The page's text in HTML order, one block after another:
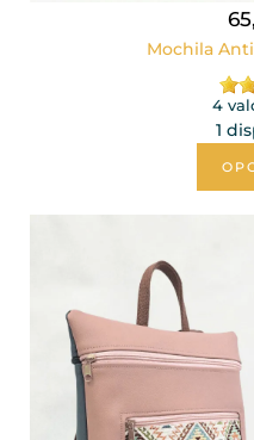
Mochila
4
1